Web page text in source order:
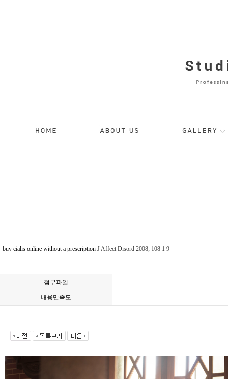
buy cialis online without a prescription J Affect Disord 2008; 108 1 9
첨부파일
내용만족도